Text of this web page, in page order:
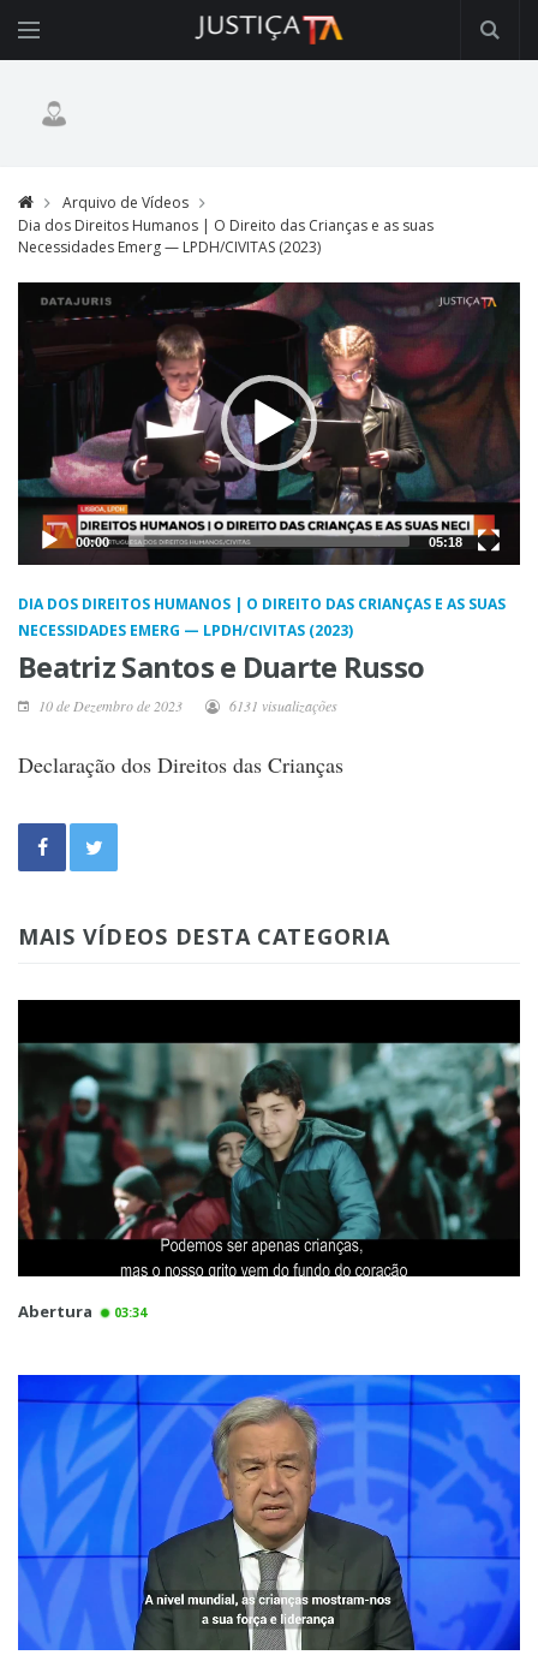
Arquivo de Vídeos
Dia dos Direitos Humanos | O Direito das Crianças e as suas
Necessidades Emerg — LPDH/CIVITAS (2023)
Video
Player
00:00 05:18
DIA DOS DIREITOS HUMANOS | O DIREITO DAS CRIANÇAS E AS SUAS
NECESSIDADES EMERG — LPDH/CIVITAS (2023)
Beatriz Santos e Duarte Russo
10 de Dezembro de 2023 6131 visualizações
Declaração dos Direitos das Crianças
MAIS VÍDEOS DESTA CATEGORIA
Abertura 03:34